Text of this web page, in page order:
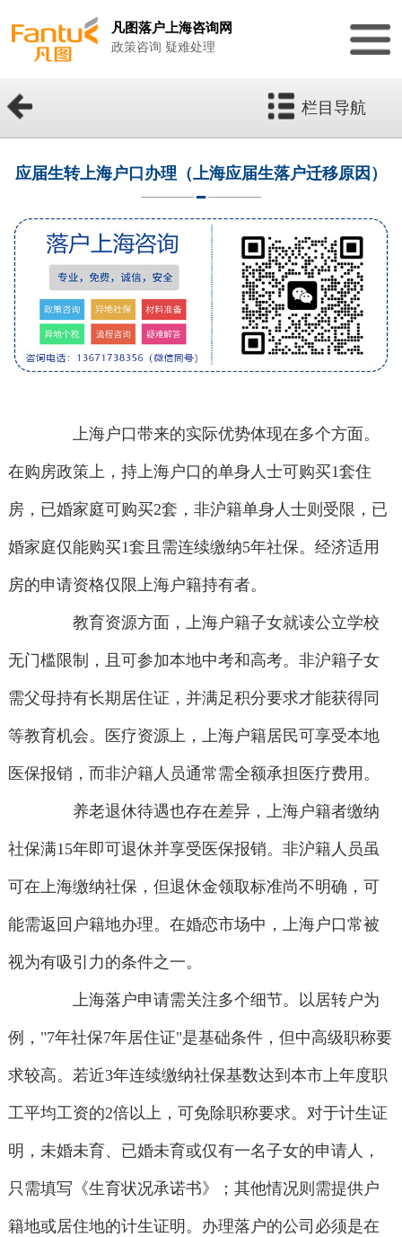
凡图落户上海咨询网
政策咨询 疑难处理
栏目导航
应届生转上海户口办理（上海应届生落户迁移原因）
上海户口带来的实际优势体现在多个方面。
在购房政策上，持上海户口的单身人士可购买1套住
房，已婚家庭可购买2套，非沪籍单身人士则受限，已
婚家庭仅能购买1套且需连续缴纳5年社保。经济适用
房的申请资格仅限上海户籍持有者。
教育资源方面，上海户籍子女就读公立学校
无门槛限制，且可参加本地中考和高考。非沪籍子女
需父母持有长期居住证，并满足积分要求才能获得同
等教育机会。医疗资源上，上海户籍居民可享受本地
医保报销，而非沪籍人员通常需全额承担医疗费用。
养老退休待遇也存在差异，上海户籍者缴纳
社保满15年即可退休并享受医保报销。非沪籍人员虽
可在上海缴纳社保，但退休金领取标准尚不明确，可
能需返回户籍地办理。在婚恋市场中，上海户口常被
视为有吸引力的条件之一。
上海落户申请需关注多个细节。以居转户为
例，"7年社保7年居住证"是基础条件，但中高级职称要
求较高。若近3年连续缴纳社保基数达到本市上年度职
工平均工资的2倍以上，可免除职称要求。对于计生证
明，未婚未育、已婚未育或仅有一名子女的申请人，
只需填写《生育状况承诺书》；其他情况则需提供户
籍地或居住地的计生证明。办理落户的公司必须是在